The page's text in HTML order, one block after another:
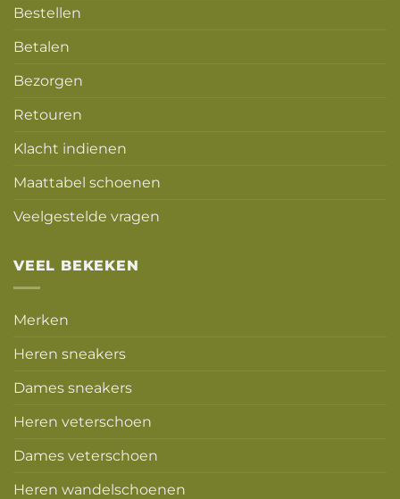
Bestellen
Betalen
Bezorgen
Retouren
Klacht indienen
Maattabel schoenen
Veelgestelde vragen
VEEL BEKEKEN
Merken
Heren sneakers
Dames sneakers
Heren veterschoen
Dames veterschoen
Heren wandelschoenen